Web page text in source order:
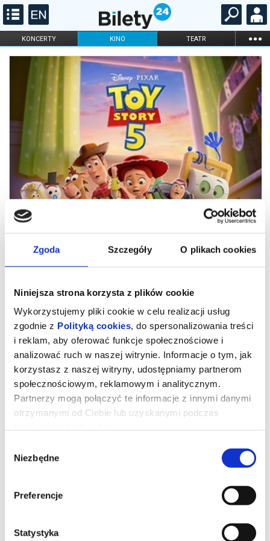
Zgoda Szczegóły O plikach cookies
Niniejsza strona korzysta z plików cookie
Wykorzystujemy pliki cookie w celu realizacji usług
zgodnie z Polityką cookies, do spersonalizowania treści
i reklam, aby oferować funkcje społecznościowe i
analizować ruch w naszej witrynie. Informacje o tym, jak
korzystasz z naszej witryny, udostępniamy partnerom
społecznościowym, reklamowym i analitycznym.
Partnerzy mogą połączyć te informacje z innymi danymi
otrzymanymi od Ciebie lub uzyskanymi podczas
zgody
Niezbędne
Preferencje
Statystyka
KONCERTY KINO TEATR ...
FILHARMONIA OPERA I BALET
STAND-UP
DLA DZIECI
ONLINE KARNETY
Toy Story 5
Zabawki powracają w filmie Disneya i Pixara „Toy Story 5”, w